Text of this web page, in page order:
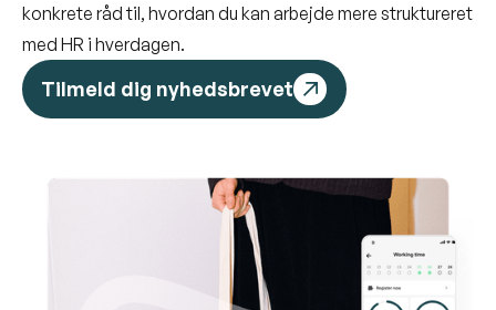
konkrete råd til, hvordan du kan arbejde mere struktureret
med HR i hverdagen.
Tilmeld dig nyhedsbrevet